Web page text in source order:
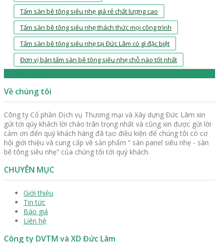
Tấm sàn bê tông siêu nhẹ giá rẻ chất lượng cao
Tấm sàn bê tông siêu nhẹ thách thức mọi công trình
Tấm sàn bê tông siêu nhẹ tại Đức Lâm có gì đặc biệt
Đơn vị bán tấm sàn bê tông siêu nhẹ chỗ nào tốt nhất
Về chúng tôi
Công ty Cổ phần Dịch vụ Thương mại và Xây dựng Đức Lâm xin
gửi tới qúy khách lời chào trân trọng nhất và cũng xin được gửi lời
cảm ơn đến quý khách hàng đã tạo điều kiện để chúng tôi có cơ
hội giới thiệu và cung cấp về sản phẩm “ sàn panel siêu nhẹ - sàn
bê tông siêu nhẹ” của chúng tôi tới quý khách.
CHUYÊN MỤC
Giới thiệu
Tin tức
Báo giá
Liên hệ
Công ty DVTM và XD Đức Lâm